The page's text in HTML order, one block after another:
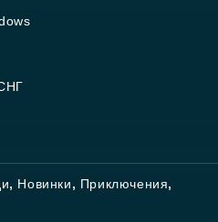
, Новинки, Приключения,